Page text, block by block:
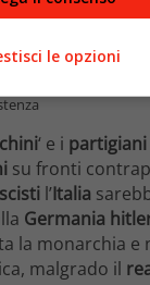
‘ e i partigiani
su fronti
l’Italia
Germania
la monarchia e
malgrado il
le opzioni